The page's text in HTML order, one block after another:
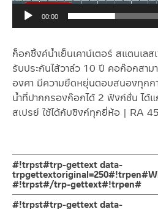
ก็อกซิ้งค์น้ำเย็นเคาน์เตอร์ สแตนเล
รับประกันไส้วาล์ว 10 ปี คอก๊อกสาม
องศา มีความยืดหยุ่นตอบสนองทุกก
น้ำที่ปากกรองก๊อกได้ 2 ฟังก์ชั่น ได้
สเปรย์ ใช้ได้กับซิงก์ทุกยี่ห้อ | RA
00:00
#!trpst#trp-gettext data-
#!trpst#/trp-gettext#!trpen#
ก๊อกซิ้งค์น้ำเย็น ล้างจาน ผลิตจากสแตน
#!trpst#trp-gettext data-